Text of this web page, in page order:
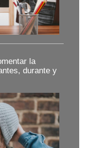
la
durante y